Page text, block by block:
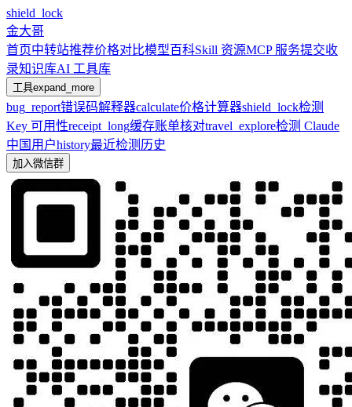
shield_lock
金大哥
首页中转站推荐价格对比模型百科Skill 资源MCP 服务提交收
录知识库AI 工具库
工具expand_more
bug_report错误码解释器calculate价格计算器shield_lock检测
Key 可用性receipt_long缓存账单核对travel_explore检测 Claude
中国用户history最近检测历史
加入微信群